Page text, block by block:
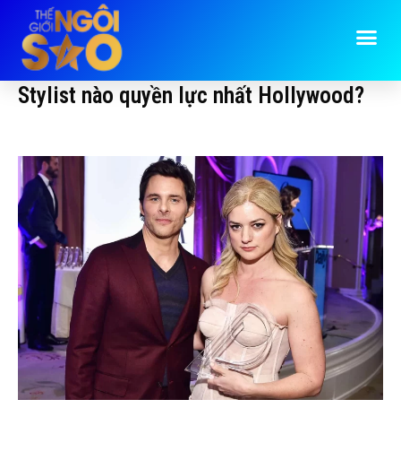
Stylist nào quyền lực nhất Hollywood?